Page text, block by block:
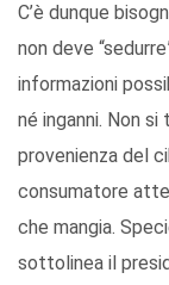
C’è dunque
non deve
informazioni
né inganni. Non
provenienza del
consumatore
che mangia.
sottolinea il